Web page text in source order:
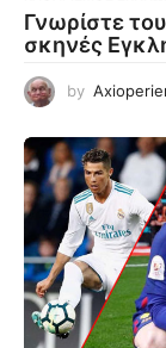
Γνωρίστε
σκηνές
by